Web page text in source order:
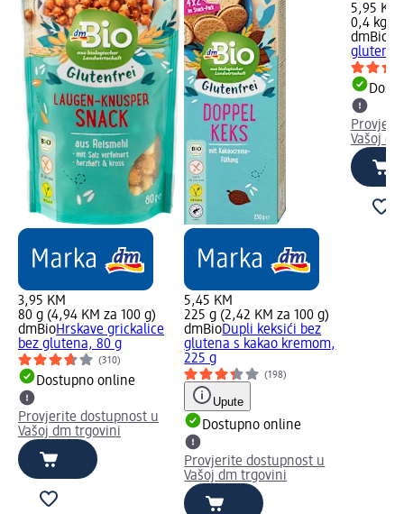
3,95 KM
80 g (4,94 KM za 100 g)
dmBioHrskave grickalice
bez glutena, 80 g
(310)
Dostupno online
Provjerite dostupnost u
Vašoj dm trgovini
5,45 KM
225 g (2,42 KM za 100 g)
dmBioDupli keksići bez
glutena s kakao kremom,
225 g
(198)
Upute
Dostupno online
Provjerite dostupnost u
Vašoj dm trgovini
5,95 KM
0,4 kg
dmBio
glutena,
Vašoj